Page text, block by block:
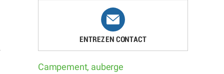
ENTREZ EN CONTACT
Campement, auberge